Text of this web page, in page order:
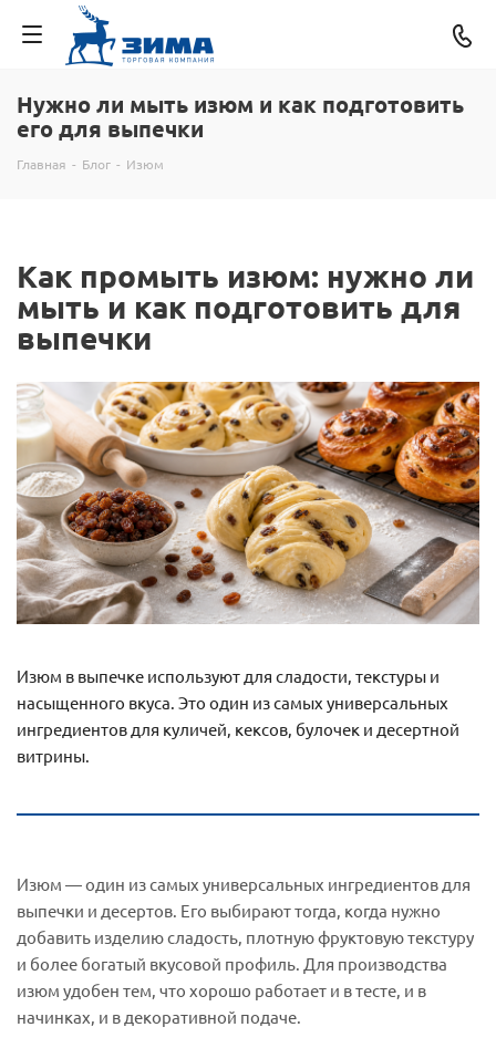
Нужно ли мыть изюм и как подготовить
его для выпечки
Главная - Блог - Изюм
Как промыть изюм: нужно ли
мыть и как подготовить для
выпечки
Изюм в выпечке используют для сладости, текстуры и
насыщенного вкуса. Это один из самых универсальных
ингредиентов для куличей, кексов, булочек и десертной
витрины.
Изюм — один из самых универсальных ингредиентов для
выпечки и десертов. Его выбирают тогда, когда нужно
добавить изделию сладость, плотную фруктовую текстуру
и более богатый вкусовой профиль. Для производства
изюм удобен тем, что хорошо работает и в тесте, и в
начинках, и в декоративной подаче.